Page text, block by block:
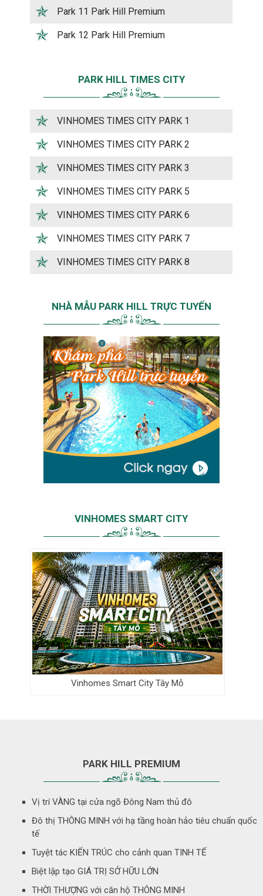
Park 11 Park Hill Premium
Park 12 Park Hill Premium
PARK HILL TIMES CITY
VINHOMES TIMES CITY PARK 1
VINHOMES TIMES CITY PARK 2
VINHOMES TIMES CITY PARK 3
VINHOMES TIMES CITY PARK 5
VINHOMES TIMES CITY PARK 6
VINHOMES TIMES CITY PARK 7
VINHOMES TIMES CITY PARK 8
NHÀ MẪU PARK HILL TRỰC TUYẾN
VINHOMES SMART CITY
Vinhomes Smart City Tây Mỗ
PARK HILL PREMIUM
Vị trí VÀNG tại cửa ngõ Đông Nam thủ đô
Đô thị THÔNG MINH với hạ tầng hoàn hảo tiêu chuẩn quốc
tế
Tuyệt tác KIẾN TRÚC cho cảnh quan TINH TẾ
Biệt lập tạo GIÁ TRỊ SỞ HỮU LỚN
THỜI THƯỢNG với căn hộ THÔNG MINH